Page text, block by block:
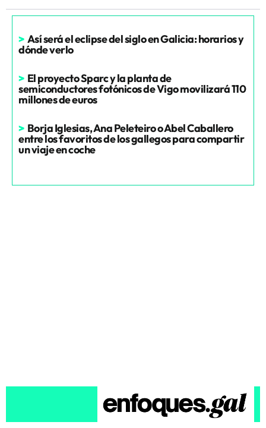
> Así será el eclipse del siglo en Galicia: horarios y
dónde verlo
> El proyecto Sparc y la planta de
semiconductores fotónicos de Vigo movilizará 110
millones de euros
> Borja Iglesias, Ana Peleteiro o Abel Caballero
entre los favoritos de los gallegos para compartir
un viaje en coche